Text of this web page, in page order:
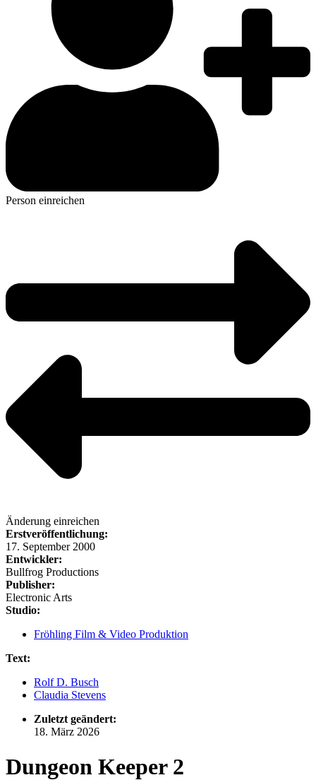
Person einreichen
Änderung einreichen
Erstveröffentlichung:
17. September 2000
Entwickler:
Bullfrog Productions
Publisher:
Electronic Arts
Studio:
Fröhling Film & Video Produktion
Text:
Rolf D. Busch
Claudia Stevens
Zuletzt geändert:
18. März 2026
Dungeon Keeper 2